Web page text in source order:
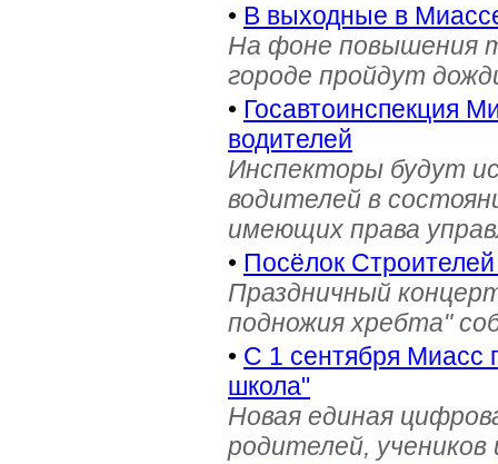
• В выходные в
На фоне повышения
городе пройдут
• Госавтоинспекция
водителей
Инспекторы будут
водителей в
имеющих права
• Посёлок
Праздничный
подножия хребта"
• С 1 сентября Миасс
школа"
Новая единая
родителей, учеников